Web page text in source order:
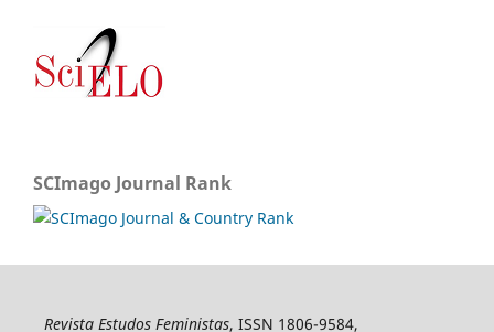
SCImago Journal Rank
Revista Estudos Feministas, ISSN 1806-9584,